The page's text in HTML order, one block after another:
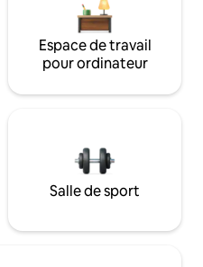
Espace de travail
pour ordinateur
Salle de sport